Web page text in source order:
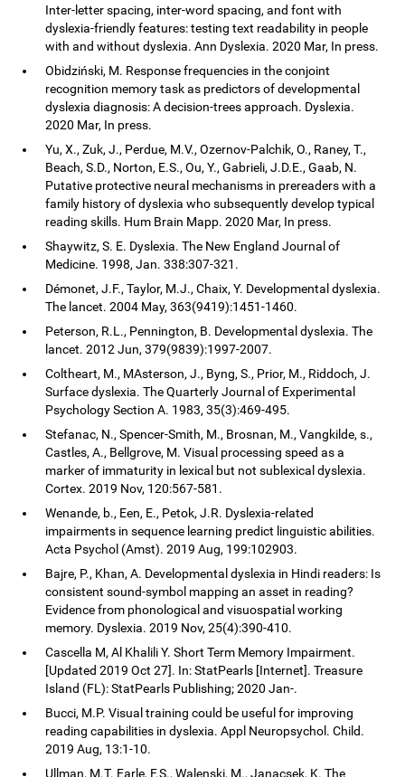
Inter-letter spacing, inter-word spacing, and font with
dyslexia-friendly features: testing text readability in people
with and without dyslexia. Ann Dyslexia. 2020 Mar, In press.
Obidziński, M. Response frequencies in the conjoint
recognition memory task as predictors of developmental
dyslexia diagnosis: A decision-trees approach. Dyslexia.
2020 Mar, In press.
Yu, X., Zuk, J., Perdue, M.V., Ozernov-Palchik, O., Raney, T.,
Beach, S.D., Norton, E.S., Ou, Y., Gabrieli, J.D.E., Gaab, N.
Putative protective neural mechanisms in prereaders with a
family history of dyslexia who subsequently develop typical
reading skills. Hum Brain Mapp. 2020 Mar, In press.
Shaywitz, S. E. Dyslexia. The New England Journal of
Medicine. 1998, Jan. 338:307-321.
Démonet, J.F., Taylor, M.J., Chaix, Y. Developmental dyslexia.
The lancet. 2004 May, 363(9419):1451-1460.
Peterson, R.L., Pennington, B. Developmental dyslexia. The
lancet. 2012 Jun, 379(9839):1997-2007.
Coltheart, M., MAsterson, J., Byng, S., Prior, M., Riddoch, J.
Surface dyslexia. The Quarterly Journal of Experimental
Psychology Section A. 1983, 35(3):469-495.
Stefanac, N., Spencer-Smith, M., Brosnan, M., Vangkilde, s.,
Castles, A., Bellgrove, M. Visual processing speed as a
marker of immaturity in lexical but not sublexical dyslexia.
Cortex. 2019 Nov, 120:567-581.
Wenande, b., Een, E., Petok, J.R. Dyslexia-related
impairments in sequence learning predict linguistic abilities.
Acta Psychol (Amst). 2019 Aug, 199:102903.
Bajre, P., Khan, A. Developmental dyslexia in Hindi readers: Is
consistent sound-symbol mapping an asset in reading?
Evidence from phonological and visuospatial working
memory. Dyslexia. 2019 Nov, 25(4):390-410.
Cascella M, Al Khalili Y. Short Term Memory Impairment.
[Updated 2019 Oct 27]. In: StatPearls [Internet]. Treasure
Island (FL): StatPearls Publishing; 2020 Jan-.
Bucci, M.P. Visual training could be useful for improving
reading capabilities in dyslexia. Appl Neuropsychol. Child.
2019 Aug, 13:1-10.
Ullman, M.T. Earle, F.S., Walenski, M., Janacsek, K. The